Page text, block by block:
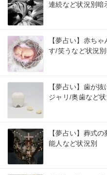
連続など状況別暗
【夢占い】赤ち
す/笑うなど状況
【夢占い】歯が
ジャリ/奥歯など状
【夢占い】葬式
能人など状況別